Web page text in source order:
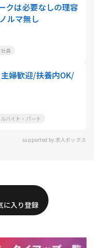
クは必要なしの理容
ルマ無し
員
婦歓迎/扶養内OK/
バイト・パート
supported by 求人ボックス
に入り登録